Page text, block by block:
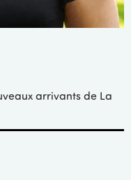
arrivants de La